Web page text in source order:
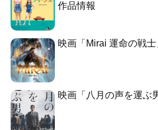
作品情報
映画「Mirai 運命の戦
映画「八月の声を運ぶ